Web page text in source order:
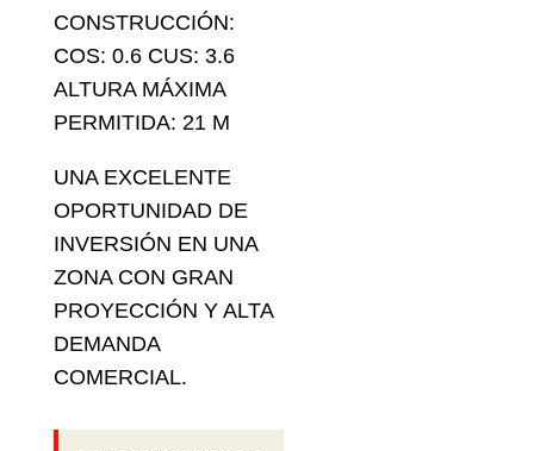
CONSTRUCCIÓN:
COS: 0.6 CUS: 3.6
ALTURA MÁXIMA
PERMITIDA: 21 M
UNA EXCELENTE
OPORTUNIDAD DE
INVERSIÓN EN UNA
ZONA CON GRAN
PROYECCIÓN Y ALTA
DEMANDA
COMERCIAL.